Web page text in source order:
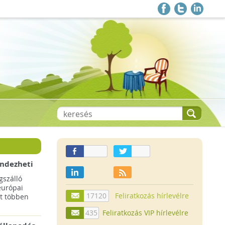
többen
17120
Feliratkozás hírlevélre
435
Feliratkozás VIP hírlevélre